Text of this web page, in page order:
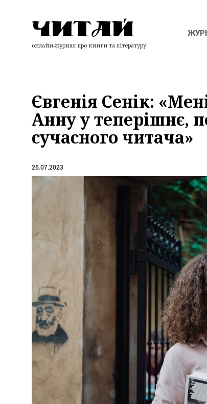
онлайн-журнал про книги та літературу
Євгенія Сенік:
Анну у теперішнє,
сучасного читача»
26.07.2023